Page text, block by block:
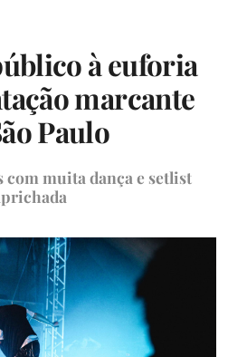
à euforia
marcante
Paulo
com muita dança e setlist